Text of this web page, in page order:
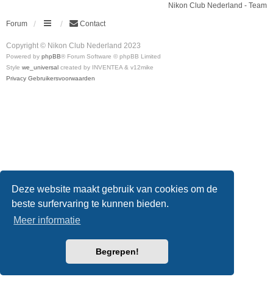
Deze website maakt gebruik van cookies om de
beste surfervaring te kunnen bieden.
Meer informatie
Begrepen!
Nikon Club Nederland - Team
Forum Contact
Copyright © Nikon Club Nederland 2023
Powered by phpBB® Forum Software © phpBB Limited
Style we_universal created by INVENTEA & v12mike
Privacy Gebruikersvoorwaarden